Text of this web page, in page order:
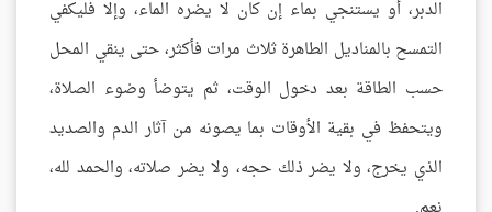
الدبر، أو يستنجي بماء إن كان لا يضره الماء، وإلا فليكفي
التمسح بالمناديل الطاهرة ثلاث مرات فأكثر، حتى ينقي المحل
حسب الطاقة بعد دخول الوقت، ثم يتوضأ وضوء الصلاة،
ويتحفظ في بقية الأوقات بما يصونه من آثار الدم والصديد
الذي يخرج، ولا يضر ذلك حجه، ولا يضر صلاته، والحمد لله،